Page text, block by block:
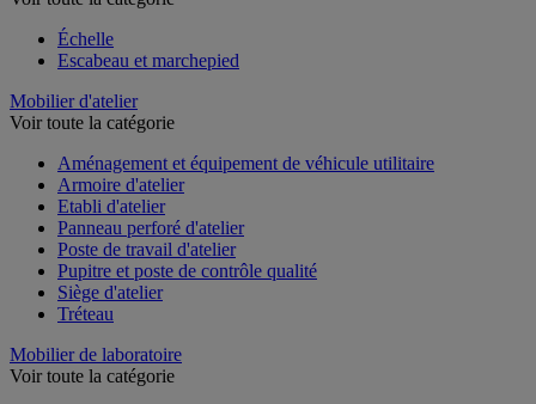
Échelle
Escabeau et marchepied
Mobilier d'atelier
Voir toute la catégorie
Aménagement et équipement de véhicule utilitaire
Armoire d'atelier
Etabli d'atelier
Panneau perforé d'atelier
Poste de travail d'atelier
Pupitre et poste de contrôle qualité
Siège d'atelier
Tréteau
Mobilier de laboratoire
Voir toute la catégorie